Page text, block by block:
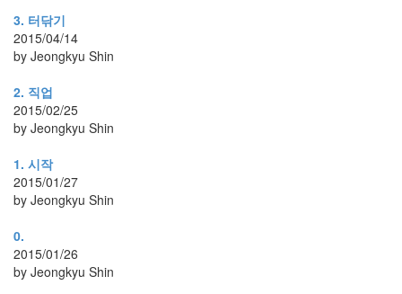
3. 터닦기
2015/04/14
by Jeongkyu Shin
2. 직업
2015/02/25
by Jeongkyu Shin
1. 시작
2015/01/27
by Jeongkyu Shin
0.
2015/01/26
by Jeongkyu Shin
버
스
트
타
페
연
구
활
프
그
램
마
취